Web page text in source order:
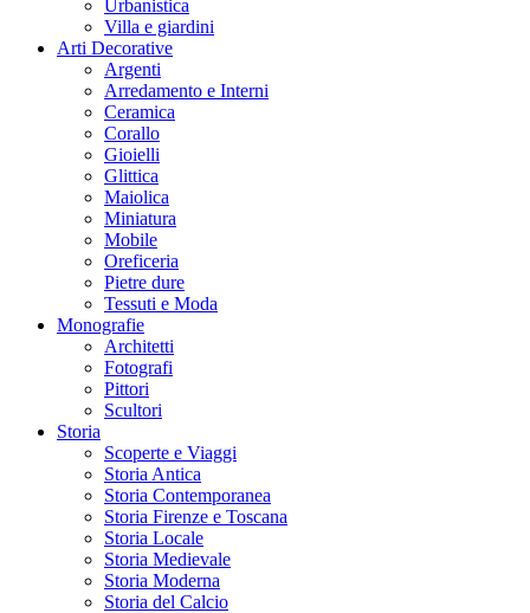
Urbanistica
Villa e giardini
Arti Decorative
Argenti
Arredamento e Interni
Ceramica
Corallo
Gioielli
Glittica
Maiolica
Miniatura
Mobile
Oreficeria
Pietre dure
Tessuti e Moda
Monografie
Architetti
Fotografi
Pittori
Scultori
Storia
Scoperte e Viaggi
Storia Antica
Storia Contemporanea
Storia Firenze e Toscana
Storia Locale
Storia Medievale
Storia Moderna
Storia del Calcio